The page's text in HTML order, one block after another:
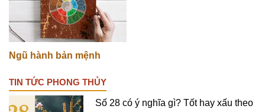
Ngũ hành bản mệnh
TIN TỨC PHONG THỦY
Số 28 có ý nghĩa gì? Tốt hay xấu theo